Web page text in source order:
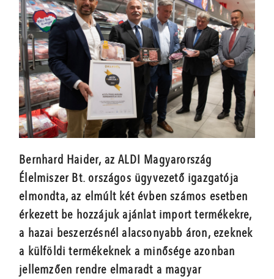
Bernhard Haider, az ALDI Magyarország
Élelmiszer Bt. országos ügyvezető igazgatója
elmondta, az elmúlt két évben számos esetben
érkezett be hozzájuk ajánlat import termékekre,
a hazai beszerzésnél alacsonyabb áron, ezeknek
a külföldi termékeknek a minősége azonban
jellemzően rendre elmaradt a magyar